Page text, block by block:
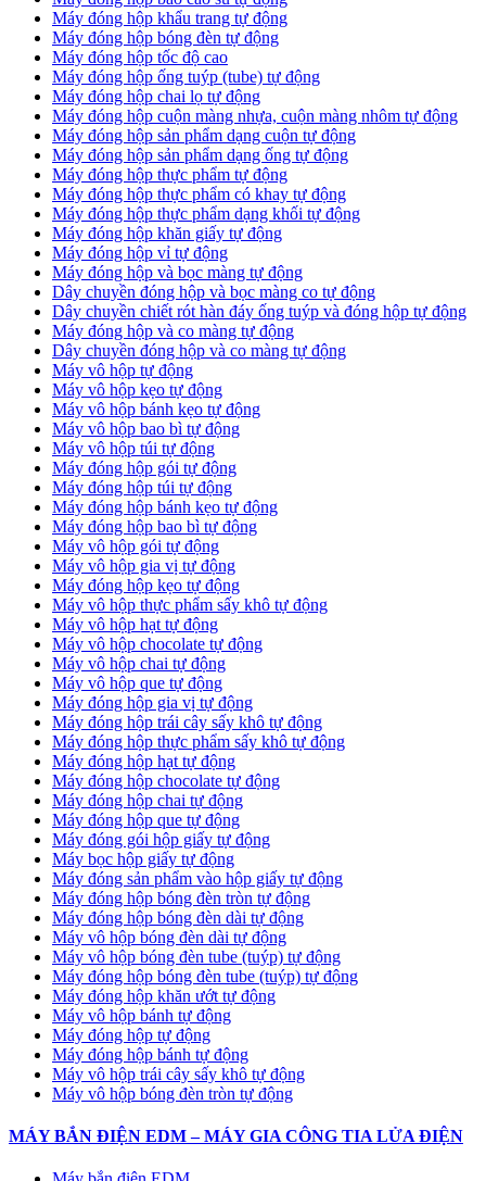
Máy đóng hộp khẩu trang tự động
Máy đóng hộp bóng đèn tự động
Máy đóng hộp tốc độ cao
Máy đóng hộp ống tuýp (tube) tự động
Máy đóng hộp chai lọ tự động
Máy đóng hộp cuộn màng nhựa, cuộn màng nhôm tự động
Máy đóng hộp sản phẩm dạng cuộn tự động
Máy đóng hộp sản phẩm dạng ống tự động
Máy đóng hộp thực phẩm tự động
Máy đóng hộp thực phẩm có khay tự động
Máy đóng hộp thực phẩm dạng khối tự động
Máy đóng hộp khăn giấy tự động
Máy đóng hộp vỉ tự động
Máy đóng hộp và bọc màng tự động
Dây chuyền đóng hộp và bọc màng co tự động
Dây chuyền chiết rót hàn đáy ống tuýp và đóng hộp tự động
Máy đóng hộp và co màng tự động
Dây chuyền đóng hộp và co màng tự động
Máy vô hộp tự động
Máy vô hộp kẹo tự động
Máy vô hộp bánh kẹo tự động
Máy vô hộp bao bì tự động
Máy vô hộp túi tự động
Máy đóng hộp gói tự động
Máy đóng hộp túi tự động
Máy đóng hộp bánh kẹo tự động
Máy đóng hộp bao bì tự động
Máy vô hộp gói tự động
Máy vô hộp gia vị tự động
Máy đóng hộp kẹo tự động
Máy vô hộp thực phẩm sấy khô tự động
Máy vô hộp hạt tự động
Máy vô hộp chocolate tự động
Máy vô hộp chai tự động
Máy vô hộp que tự động
Máy đóng hộp gia vị tự động
Máy đóng hộp trái cây sấy khô tự động
Máy đóng hộp thực phẩm sấy khô tự động
Máy đóng hộp hạt tự động
Máy đóng hộp chocolate tự động
Máy đóng hộp chai tự động
Máy đóng hộp que tự động
Máy đóng gói hộp giấy tự động
Máy bọc hộp giấy tự động
Máy đóng sản phẩm vào hộp giấy tự động
Máy đóng hộp bóng đèn tròn tự động
Máy đóng hộp bóng đèn dài tự động
Máy vô hộp bóng đèn dài tự động
Máy vô hộp bóng đèn tube (tuýp) tự động
Máy đóng hộp bóng đèn tube (tuýp) tự động
Máy đóng hộp khăn ướt tự động
Máy vô hộp bánh tự động
Máy đóng hộp tự động
Máy đóng hộp bánh tự động
Máy vô hộp trái cây sấy khô tự động
Máy vô hộp bóng đèn tròn tự động
MÁY BẮN ĐIỆN EDM – MÁY GIA CÔNG TIA LỬA ĐIỆN